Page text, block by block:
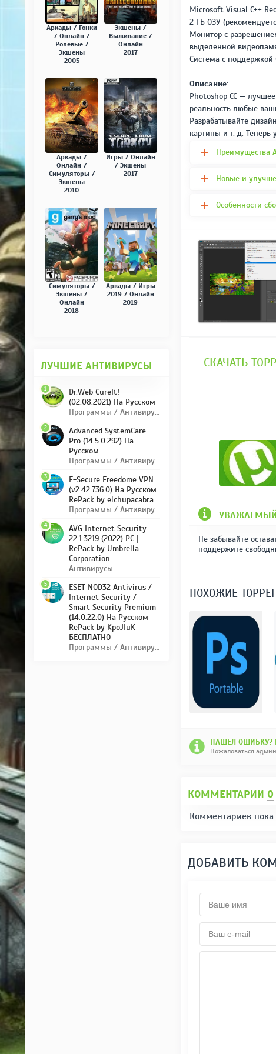
Microsoft Visual C++
2 ГБ ОЗУ
Монитор с
выделенной
Система с поддержкой
Описание:
Photoshop CC —
реальность любые
Разрабатывайте
картины и т. д. Теперь
Преимущества
Новые и
Особенности
СКАЧАТЬ
УВАЖАЕМЫЙ
Не забывайте
поддержите
ПОХОЖИЕ
НАШЕЛ ОШИБКУ?
Пожаловаться
КОММЕНТАРИИ 0
Комментариев
ДОБАВИТЬ
Аркады / Гонки
/ Онлайн /
Ролевые /
Экшены
2005
Экшены /
Выживание /
Онлайн
2017
Аркады /
Онлайн /
Симуляторы /
Экшены
2010
Игры / Онлайн
/ Экшены
2017
Симуляторы /
Экшены /
Онлайн
2018
Аркады / Игры
2019 / Онлайн
2019
ЛУЧШИЕ АНТИВИРУСЫ
Dr.Web CureIt!
(02.08.2021) На Русском
Программы / Антивирусы
1
Advanced SystemCare
Pro (14.5.0.292) На
Русском
Программы / Антивирусы
2
F-Secure Freedome VPN
(v2.42.736.0) На Русском
RePack by elchupacabra
Программы / Антивирусы
3
AVG Internet Security
22.1.3219 (2022) PC |
RePack by Umbrella
Corporation
Антивирусы
4
ESET NOD32 Antivirus /
Internet Security /
Smart Security Premium
(14.0.22.0) На Русском
RePack by KpoJIuK
БЕСПЛАТНО
Программы / Антивирусы
5